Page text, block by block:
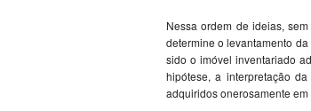
Nessa ordem de ideias,
determine o levantamento
sido o imóvel inventariado
hipótese, a interpretação
adquiridos onerosamente